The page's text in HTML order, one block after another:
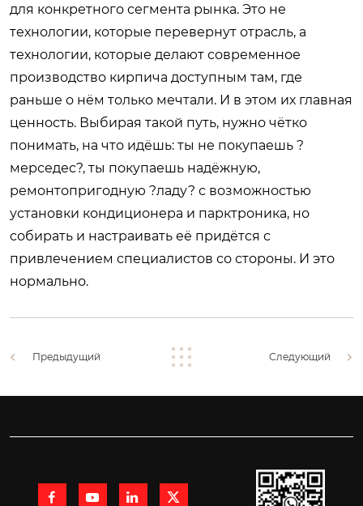
для конкретного сегмента рынка. Это не
технологии, которые перевернут отрасль, а
технологии, которые делают современное
производство кирпича доступным там, где
раньше о нём только мечтали. И в этом их главная
ценность. Выбирая такой путь, нужно чётко
понимать, на что идёшь: ты не покупаешь ?
мерседес?, ты покупаешь надёжную,
ремонтопригодную ?ладу? с возможностью
установки кондиционера и парктроника, но
собирать и настраивать её придётся с
привлечением специалистов со стороны. И это
нормально.
Предыдущий Следующий
   